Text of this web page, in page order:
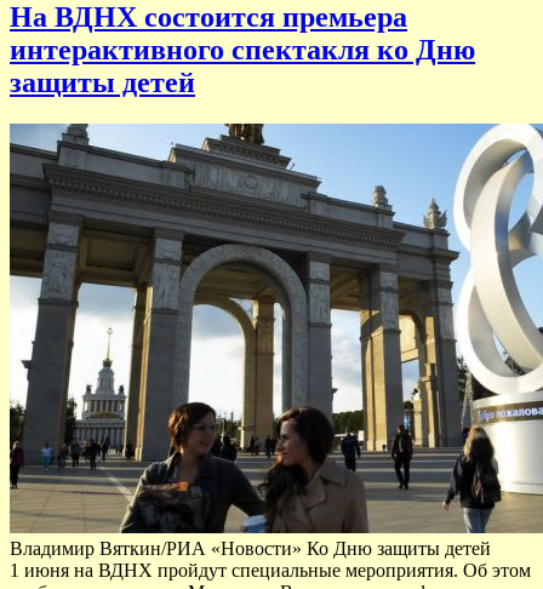
На ВДНХ состоится премьера
интерактивного спектакля ко Дню
защиты детей
Владимир Вяткин/РИА «Новости» Ко Дню защиты детей
1 июня на ВДНХ пройдут специальные мероприятия. Об этом